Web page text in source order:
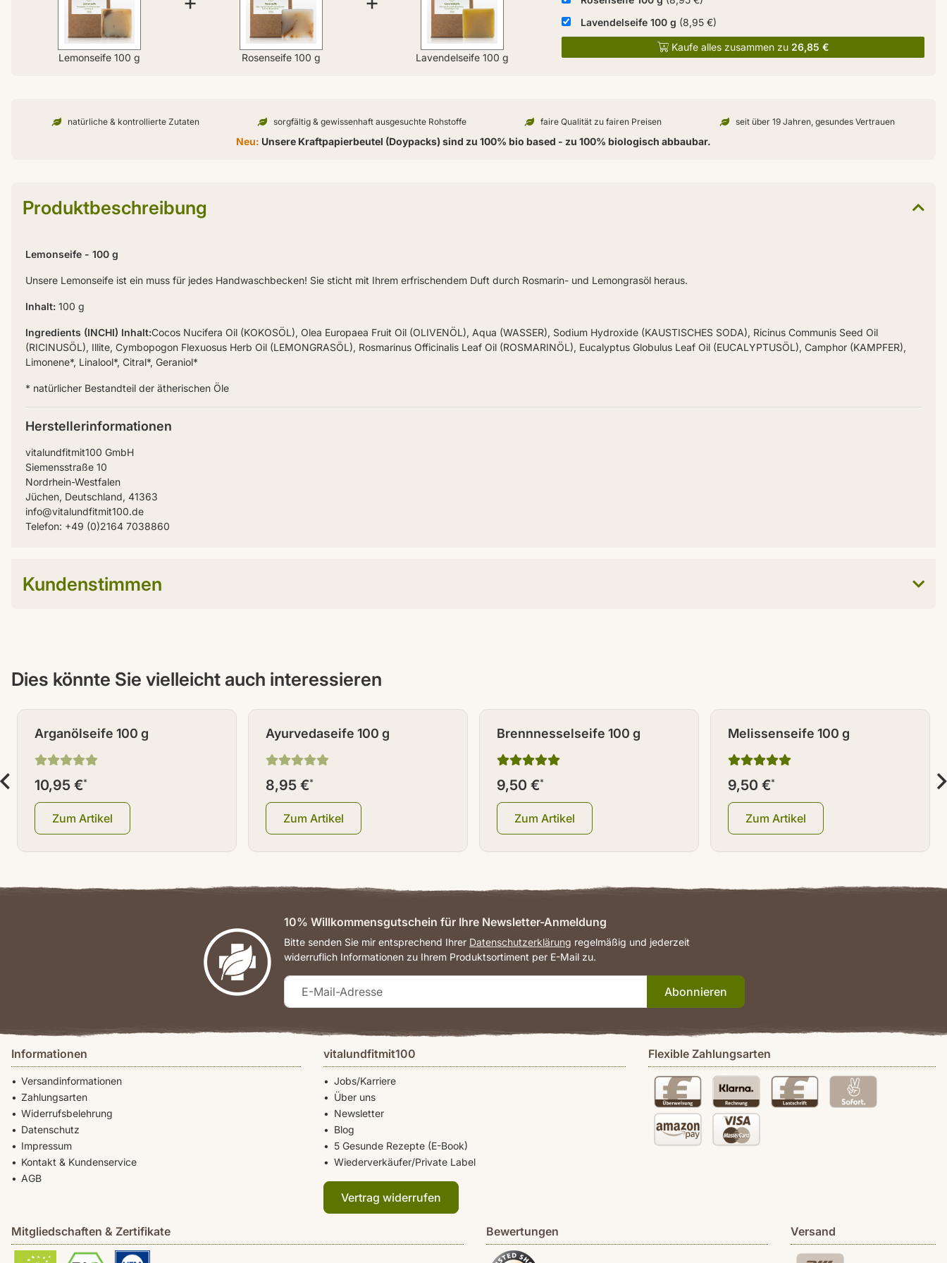
Lemonseife 100 g Rosenseife 100 g Lavendelseife 100 g
Lavendelseife 100 g (8,95 €)
Kaufe alles zusammen zu 26,85 €
natürliche & kontrollierte Zutaten sorgfältig & gewissenhaft ausgesuchte Rohstoffe faire Qualität zu fairen Preisen seit über 19 Jahren, gesundes Vertrauen
Neu: Unsere Kraftpapierbeutel (Doypacks) sind zu 100% bio based - zu 100% biologisch abbaubar.
Produktbeschreibung
Lemonseife - 100 g
Unsere Lemonseife ist ein muss für jedes Handwaschbecken! Sie sticht mit Ihrem erfrischendem Duft durch Rosmarin- und Lemongrasöl heraus.
Inhalt: 100 g
Ingredients (INCHI) Inhalt:Cocos Nucifera Oil (KOKOSÖL), Olea Europaea Fruit Oil (OLIVENÖL), Aqua (WASSER), Sodium Hydroxide (KAUSTISCHES SODA), Ricinus Communis Seed Oil
(RICINUSÖL), Illite, Cymbopogon Flexuosus Herb Oil (LEMONGRASÖL), Rosmarinus Officinalis Leaf Oil (ROSMARINÖL), Eucalyptus Globulus Leaf Oil (EUCALYPTUSÖL), Camphor (KAMPFER),
Limonene*, Linalool*, Citral*, Geraniol*
* natürlicher Bestandteil der ätherischen Öle
Herstellerinformationen
vitalundfitmit100 GmbH
Siemensstraße 10
Nordrhein-Westfalen
Jüchen, Deutschland, 41363
info@vitalundfitmit100.de
Telefon: +49 (0)2164 7038860
Kundenstimmen
Dies könnte Sie vielleicht auch interessieren
Arganölseife 100 g
10,95 €*
Zum Artikel
Ayurvedaseife 100 g
8,95 €*
Zum Artikel
Brennnesselseife 100 g
9,50 €*
Zum Artikel
Melissenseife 100 g
9,50 €*
Zum Artikel
Informationen
Versandinformationen
Zahlungsarten
Widerrufsbelehrung
Datenschutz
Impressum
Kontakt & Kundenservice
AGB
vitalundfitmit100
Jobs/Karriere
Über uns
Newsletter
Blog
5 Gesunde Rezepte (E-Book)
Wiederverkäufer/Private Label
Vertrag widerrufen
Flexible Zahlungsarten
Mitgliedschaften & Zertifikate Bewertungen Versand
10% Willkommensgutschein für Ihre Newsletter-Anmeldung
Bitte senden Sie mir entsprechend Ihrer Datenschutzerklärung regelmäßig und jederzeit
widerruflich Informationen zu Ihrem Produktsortiment per E-Mail zu.
Abonnieren